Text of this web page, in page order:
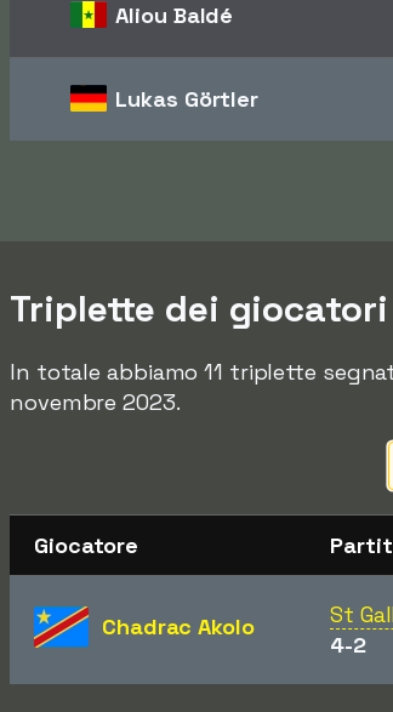
Aliou Baldé
Lukas Görtler
Triplette dei giocatori
In totale abbiamo 11 triplette
novembre 2023.
Giocatore
Chadrac Akolo
St
4-2